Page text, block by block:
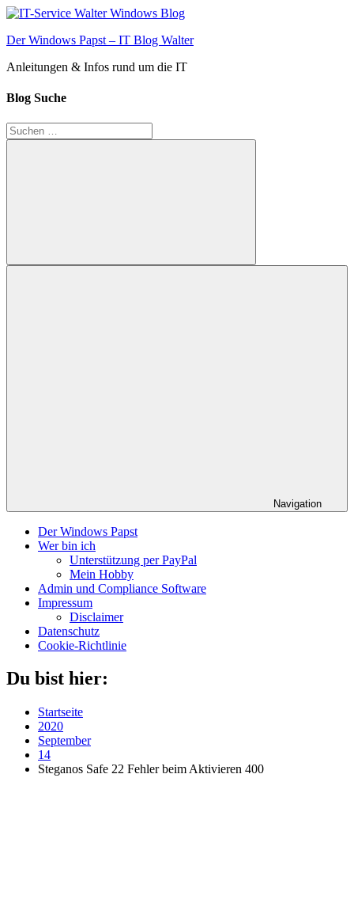
Zum
springen
Der Windows Papst – IT Blog Walter
Anleitungen & Infos rund um die IT
Blog Suche
Suchen
nach:
Suchen
Navigation
Der Windows Papst
Wer bin ich
Unterstützung per PayPal
Mein Hobby
Admin und Compliance Software
Impressum
Disclaimer
Datenschutz
Cookie-Richtlinie
Du bist hier:
Startseite
2020
September
14
Steganos Safe 22 Fehler beim Aktivieren 400